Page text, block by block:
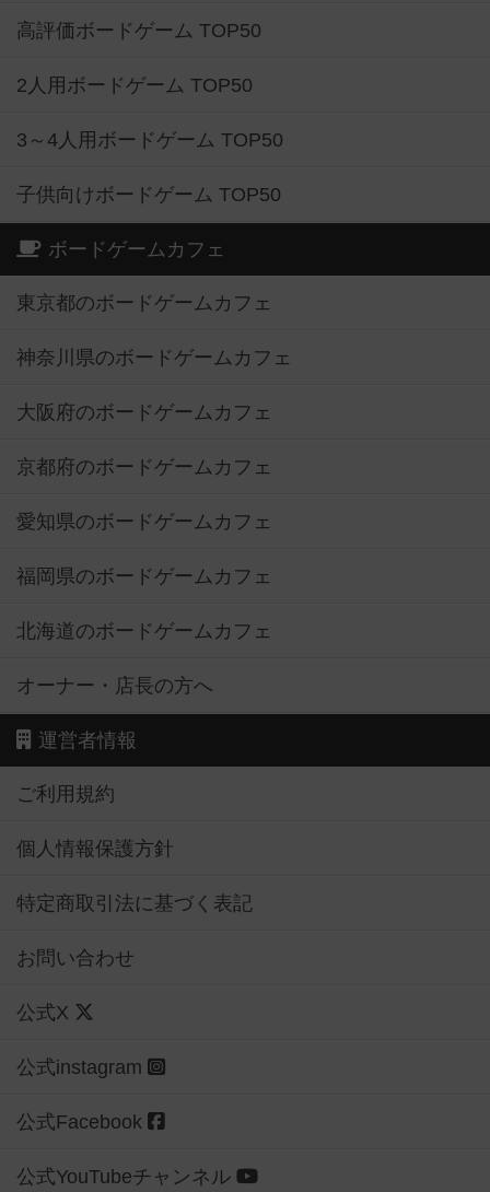
高評価ボードゲーム TOP50
2人用ボードゲーム TOP50
3～4人用ボードゲーム TOP50
子供向けボードゲーム TOP50
ボードゲームカフェ
東京都のボードゲームカフェ
神奈川県のボードゲームカフェ
大阪府のボードゲームカフェ
京都府のボードゲームカフェ
愛知県のボードゲームカフェ
福岡県のボードゲームカフェ
北海道のボードゲームカフェ
オーナー・店長の方へ
運営者情報
ご利用規約
個人情報保護方針
特定商取引法に基づく表記
お問い合わせ
公式X
公式instagram
公式Facebook
公式YouTubeチャンネル